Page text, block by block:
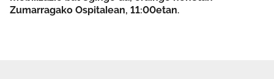
Zumarragako Ospitalean, 11:00etan.